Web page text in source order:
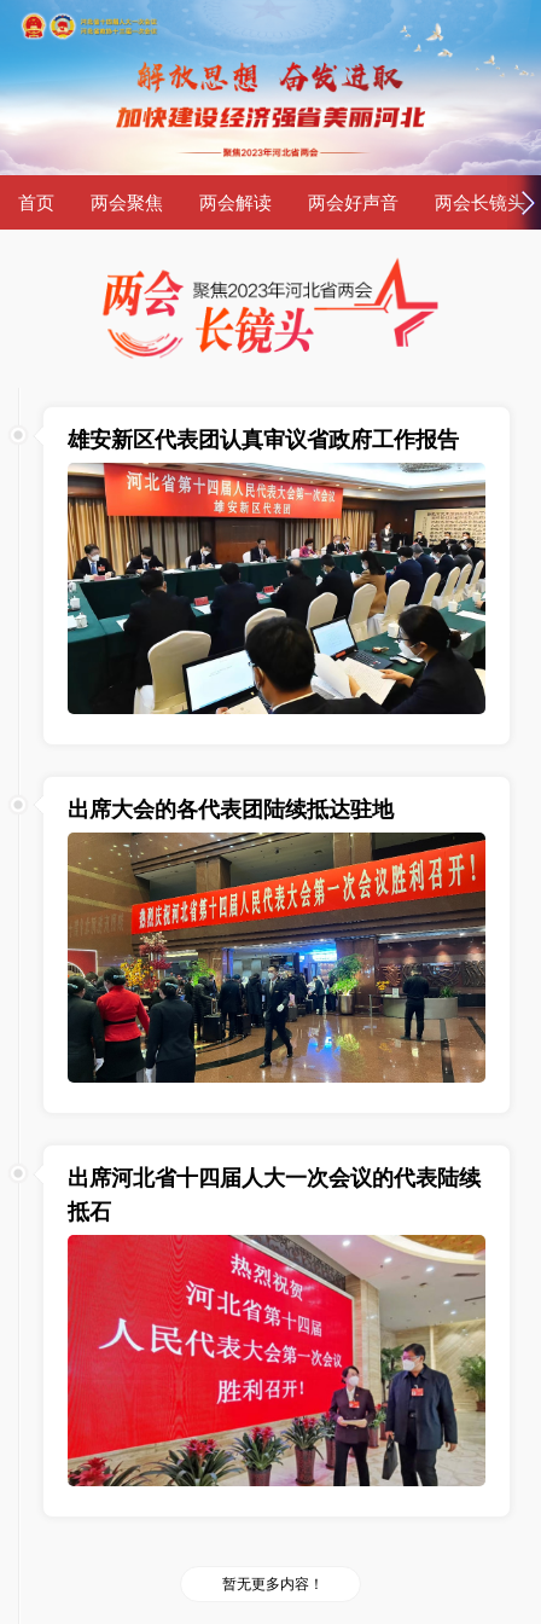
首页 两会聚焦 两会解读 两会好声音 两会长镜头
雄安新区代表团认真审议省政府工作报告
出席大会的各代表团陆续抵达驻地
出席河北省十四届人大一次会议的代表陆续
抵石
暂无更多内容！